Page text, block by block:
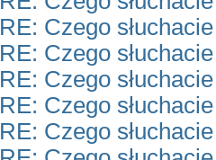
RE: Czego
RE: Czego
RE: Czego
RE: Czego
RE: Czego